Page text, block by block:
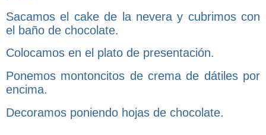
Sacamos el cake de la nevera y cubrimos con
el baño de chocolate.
Colocamos en el plato de presentación.
Ponemos montoncitos de crema de dátiles por
encima.
Decoramos poniendo hojas de chocolate.